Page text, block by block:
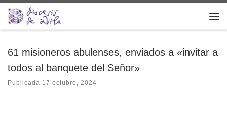
Saltar al contenido
61 misioneros abulenses, enviados a «invitar a
todos al banquete del Señor»
Publicada 17 octubre, 2024